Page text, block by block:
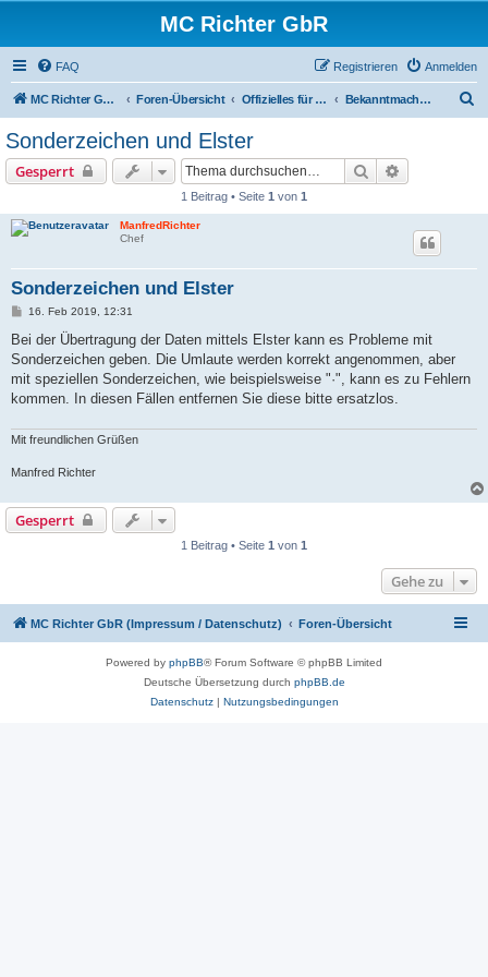
MC Richter GbR
FAQ Anmelden
Registrieren
MC Richter GbR (Impressum / Datenschutz) Foren-Übersicht Offizielles für Jedermann Bekanntmachungen
Sonderzeichen und Elster
Gesperrt Suche
1 Beitrag • Seite 1 von 1
ManfredRichter
Chef
Sonderzeichen und Elster
B
i
r
a
16. Feb 2019, 12:31
Bei der Übertragung der Daten mittels Elster kann es Probleme mit
Sonderzeichen geben. Die Umlaute werden korrekt angenommen, aber
mit speziellen Sonderzeichen, wie beispielsweise "·", kann es zu Fehlern
kommen. In diesen Fällen entfernen Sie diese bitte ersatzlos.
Mit freundlichen Grüßen
Manfred Richter
Gesperrt
1 Beitrag • Seite 1 von 1
Gehe zu
MC Richter GbR (Impressum / Datenschutz) Foren-Übersicht
Powered by phpBB® Forum Software © phpBB Limited
Deutsche Übersetzung durch phpBB.de
Datenschutz| Nutzungsbedingungen